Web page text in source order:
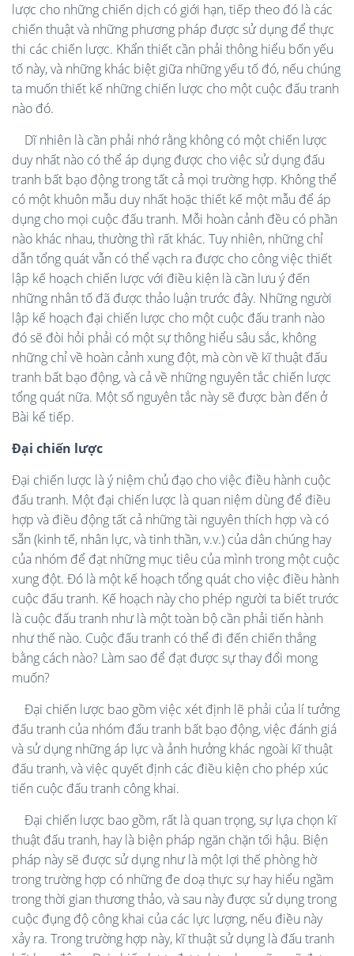
lược cho những chiến dịch có giới hạn, tiếp theo đó là các
chiến thuật và những phương pháp được sử dụng để thực
thi các chiến lược. Khẩn thiết cần phải thông hiểu bốn yếu
tố này, và những khác biệt giữa những yếu tố đó, nếu chúng
ta muốn thiết kế những chiến lược cho một cuộc đấu tranh
nào đó.
Dĩ nhiên là cần phải nhớ rằng không có một chiến lược
duy nhất nào có thể áp dụng được cho việc sử dụng đấu
tranh bất bạo động trong tất cả mọi trường hợp. Không thể
có một khuôn mẫu duy nhất hoặc thiết kế một mẫu để áp
dụng cho mọi cuộc đấu tranh. Mỗi hoàn cảnh đều có phần
nào khác nhau, thường thì rất khác. Tuy nhiên, những chỉ
dẫn tổng quát vẫn có thể vạch ra được cho công việc thiết
lập kế hoạch chiến lược với điều kiện là cần lưu ý đến
những nhân tố đã được thảo luận trước đây. Những người
lập kế hoạch đại chiến lược cho một cuộc đấu tranh nào
đó sẽ đòi hỏi phải có một sự thông hiểu sâu sắc, không
những chỉ về hoàn cảnh xung đột, mà còn về kĩ thuật đấu
tranh bất bạo động, và cả về những nguyên tắc chiến lược
tổng quát nữa. Một số nguyên tắc này sẽ được bàn đến ở
Bài kế tiếp.
Đại chiến lược
Đại chiến lược là ý niệm chủ đạo cho việc điều hành cuộc
đấu tranh. Một đại chiến lược là quan niệm dùng để điều
hợp và điều động tất cả những tài nguyên thích hợp và có
sẵn (kinh tế, nhân lực, và tinh thần, v.v.) của dân chúng hay
của nhóm để đạt những mục tiêu của mình trong một cuộc
xung đột. Đó là một kế hoạch tổng quát cho việc điều hành
cuộc đấu tranh. Kế hoạch này cho phép người ta biết trước
là cuộc đấu tranh như là một toàn bộ cần phải tiến hành
như thế nào. Cuộc đấu tranh có thể đi đến chiến thắng
bằng cách nào? Làm sao để đạt được sự thay đổi mong
muốn?
Đại chiến lược bao gồm việc xét định lẽ phải của lí tưởng
đấu tranh của nhóm đấu tranh bất bạo động, việc đánh giá
và sử dụng những áp lực và ảnh hưởng khác ngoài kĩ thuật
đấu tranh, và việc quyết định các điều kiện cho phép xúc
tiến cuộc đấu tranh công khai.
Đại chiến lược bao gồm, rất là quan trọng, sự lựa chọn kĩ
thuật đấu tranh, hay là biện pháp ngăn chặn tối hậu. Biện
pháp này sẽ được sử dụng như là một lợi thế phòng hờ
trong trường hợp có những đe doạ thực sự hay hiểu ngầm
trong thời gian thương thảo, và sau này được sử dụng trong
cuộc đụng độ công khai của các lực lượng, nếu điều này
xảy ra. Trong trường hợp này, kĩ thuật sử dụng là đấu tranh